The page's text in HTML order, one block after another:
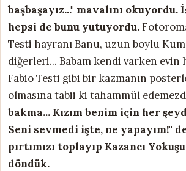
başbaşayız..." mavalını okuyordu.
hepsi de bunu yutuyordu.
Testi hayranı Banu, uzun boylu
diğerleri... Babam kendi varken evin
Fabio Testi gibi bir kazmanın
olmasına tabii ki tahammül
bakma... Kızım benim için her
Seni sevmedi işte, ne yapayım!"
pırtımızı toplayıp Kazancı
döndük.